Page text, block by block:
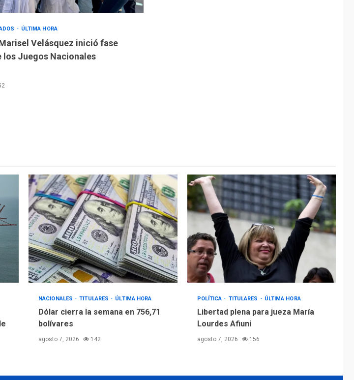
ÚLTIMA HORA
Velásquez inició fase
los Juegos Nacionales
NACIONALES TITULARES ÚLTIMA HORA
Dólar cierra la semana en 756,71
bolívares
agosto 7, 2026 142
POLÍTICA TITULARES ÚLTIMA HORA
Libertad plena para jueza María
Lourdes Afiuni
agosto 7, 2026 156